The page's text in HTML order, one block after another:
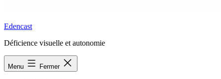
Edencast
Déficience visuelle et autonomie
Menu Fermer